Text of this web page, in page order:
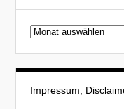
Beitragsarchiv
Impressum,